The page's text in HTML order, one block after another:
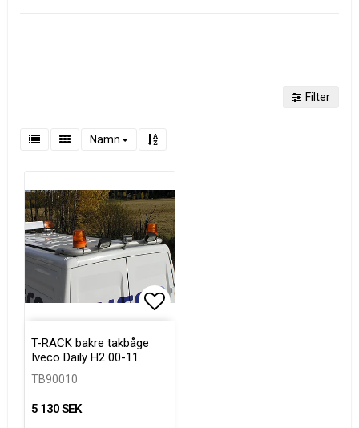
Filter
Namn
T-RACK bakre takbåge
Iveco Daily H2 00-11
TB90010
5 130 SEK